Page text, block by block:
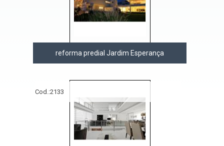
reforma predial Jardim Esperança
Cod.:2133